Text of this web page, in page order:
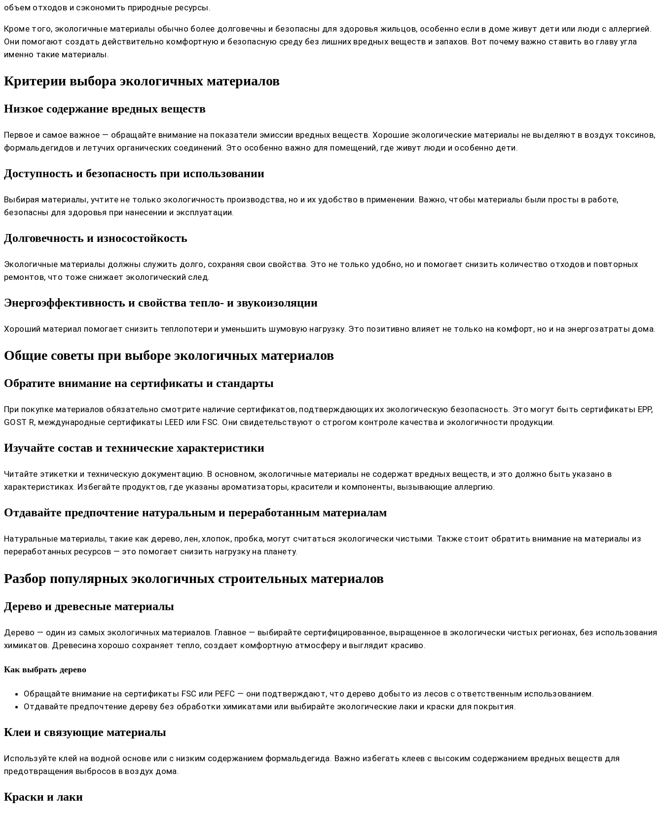
объем отходов и сэкономить природные ресурсы.
Кроме того, экологичные материалы обычно более долговечны и безопасны для здоровья жильцов, особенно если в доме живут дети или люди с аллергией.
Они помогают создать действительно комфортную и безопасную среду без лишних вредных веществ и запахов. Вот почему важно ставить во главу угла
именно такие материалы.
Критерии выбора экологичных материалов
Низкое содержание вредных веществ
Первое и самое важное — обращайте внимание на показатели эмиссии вредных веществ. Хорошие экологические материалы не выделяют в воздух токсинов,
формальдегидов и летучих органических соединений. Это особенно важно для помещений, где живут люди и особенно дети.
Доступность и безопасность при использовании
Выбирая материалы, учтите не только экологичность производства, но и их удобство в применении. Важно, чтобы материалы были просты в работе,
безопасны для здоровья при нанесении и эксплуатации.
Долговечность и износостойкость
Экологичные материалы должны служить долго, сохраняя свои свойства. Это не только удобно, но и помогает снизить количество отходов и повторных
ремонтов, что тоже снижает экологический след.
Энергоэффективность и свойства тепло- и звукоизоляции
Хороший материал помогает снизить теплопотери и уменьшить шумовую нагрузку. Это позитивно влияет не только на комфорт, но и на энергозатраты дома.
Общие советы при выборе экологичных материалов
Обратите внимание на сертификаты и стандарты
При покупке материалов обязательно смотрите наличие сертификатов, подтверждающих их экологическую безопасность. Это могут быть сертификаты ЕРР,
GOST R, международные сертификаты LEED или FSC. Они свидетельствуют о строгом контроле качества и экологичности продукции.
Изучайте состав и технические характеристики
Читайте этикетки и техническую документацию. В основном, экологичные материалы не содержат вредных веществ, и это должно быть указано в
характеристиках. Избегайте продуктов, где указаны ароматизаторы, красители и компоненты, вызывающие аллергию.
Отдавайте предпочтение натуральным и переработанным материалам
Натуральные материалы, такие как дерево, лен, хлопок, пробка, могут считаться экологически чистыми. Также стоит обратить внимание на материалы из
переработанных ресурсов — это помогает снизить нагрузку на планету.
Разбор популярных экологичных строительных материалов
Дерево и древесные материалы
Дерево — один из самых экологичных материалов. Главное — выбирайте сертифицированное, выращенное в экологически чистых регионах, без использования
химикатов. Древесина хорошо сохраняет тепло, создает комфортную атмосферу и выглядит красиво.
Как выбрать дерево
Обращайте внимание на сертификаты FSC или PEFC — они подтверждают, что дерево добыто из лесов с ответственным использованием.
Отдавайте предпочтение дереву без обработки химикатами или выбирайте экологические лаки и краски для покрытия.
Клеи и связующие материалы
Используйте клей на водной основе или с низким содержанием формальдегида. Важно избегать клеев с высоким содержанием вредных веществ для
предотвращения выбросов в воздух дома.
Краски и лаки